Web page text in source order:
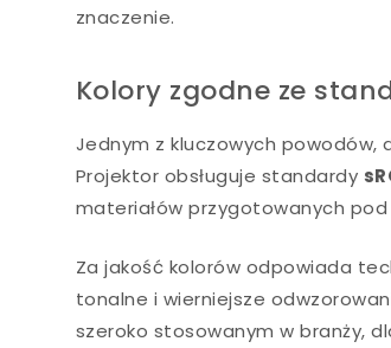
znaczenie.
Kolory zgodne ze
Jednym z kluczowych powodów,
Projektor obsługuje standardy
materiałów przygotowanych
Za jakość kolorów odpowiada
tonalne i wierniejsze
szeroko stosowanym w branży,